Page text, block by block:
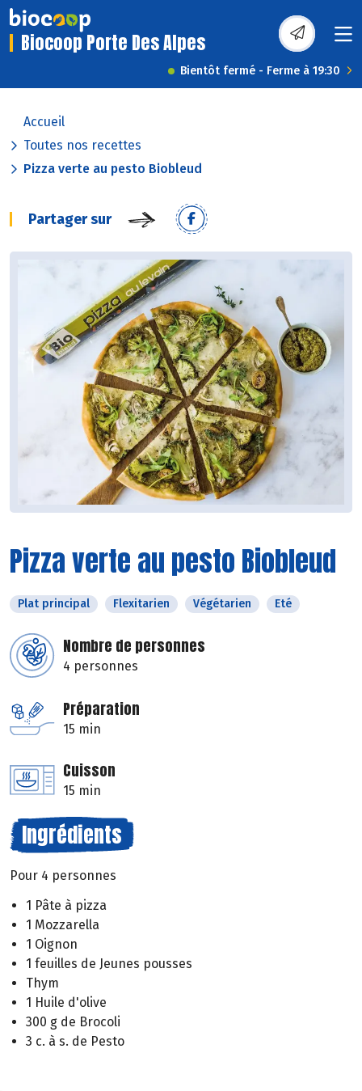
Biocoop Porte Des Alpes
Bientôt fermé - Ferme à 19:30
Accueil
Toutes nos recettes
Pizza verte au pesto Biobleud
Partager sur
Pizza verte au pesto Biobleud
Plat principal Flexitarien Végétarien Eté
Nombre de personnes
4 personnes
Préparation
15 min
Cuisson
15 min
Ingrédients
Pour 4 personnes
1 Pâte à pizza
1 Mozzarella
1 Oignon
1 feuilles de Jeunes pousses
Thym
1 Huile d'olive
300 g de Brocoli
3 c. à s. de Pesto